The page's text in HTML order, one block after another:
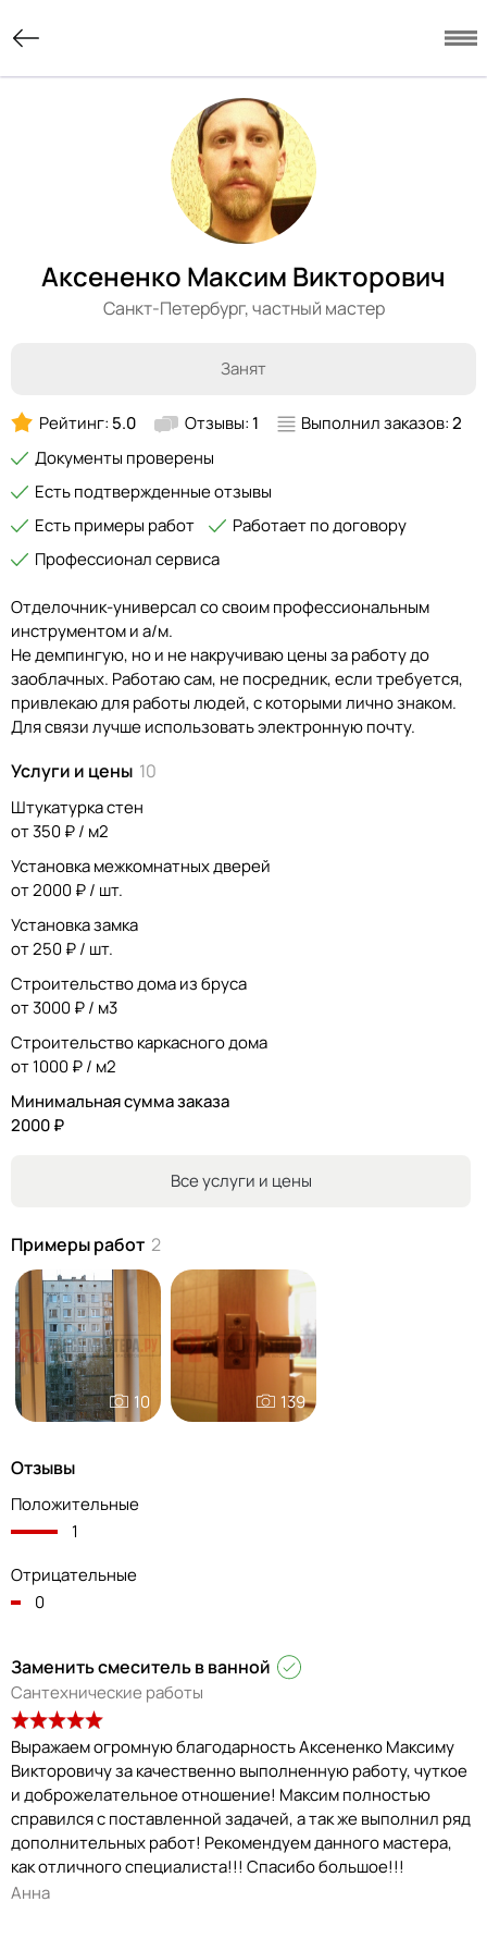
Аксененко Максим Викторович
Санкт-Петербург,частный мастер
Занят
Рейтинг: 5.0 Отзывы: 1 Выполнил заказов:2
Документы проверены
Есть подтвержденные отзывы
Есть примеры работ
Работает по договору
Профессионал сервиса
Отделочник-универсал со своим профессиональным
инструментом и а/м.
Не демпингую, но и не накручиваю цены за работу до
заоблачных. Работаю сам, не посредник, если требуется,
привлекаю для работы людей, с которыми лично знаком.
Для связи лучше использовать электронную почту.
Услуги и цены 10
Штукатурка стен
от 350 ₽ / м2
Установка межкомнатных дверей
от 2000 ₽ / шт.
Установка замка
от 250 ₽ / шт.
Строительство дома из бруса
от 3000 ₽ / м3
Строительство каркасного дома
от 1000 ₽ / м2
Минимальная сумма заказа
2000 ₽
Все услуги и цены
Примеры работ 2
10 139
Отзывы
Положительные
1
Отрицательные
0
Заменить смеситель в ванной
Сантехнические работы
Выражаем огромную благодарность Аксененко Максиму
Викторовичу за качественно выполненную работу, чуткое
и доброжелательное отношение! Максим полностью
справился с поставленной задачей, а так же выполнил ряд
дополнительных работ! Рекомендуем данного мастера,
как отличного специалиста!!! Спасибо большое!!!
Анна